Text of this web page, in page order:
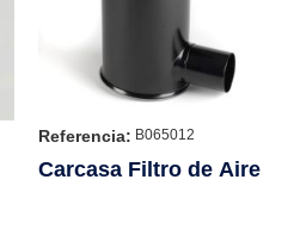
Referencia: B065012
Carcasa Filtro de Aire